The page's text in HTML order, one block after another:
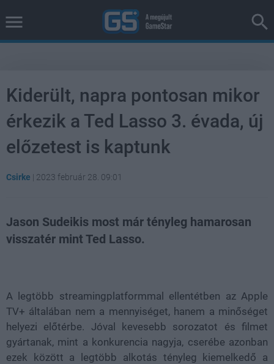
Kiderült, napra pontosan mikor
érkezik a Ted Lasso 3. évada, új
előzetest is kaptunk
Csirke | 2023 február 28. 09:01
Jason Sudeikis most már tényleg hamarosan
visszatér mint Ted Lasso.
A legtöbb streamingplatformmal ellentétben az Apple
TV+ általában nem a mennyiséget, hanem a minőséget
helyezi előtérbe. Jóval kevesebb sorozatot és filmet
gyártanak, mint a konkurencia nagyja, cserébe azonban
ezek között a legtöbb alkotás tényleg kiemelkedő a